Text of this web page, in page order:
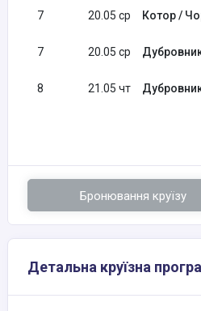
7 20.05 ср Котор /
7 20.05 ср
8 21.05 чт
Бронювання круїзу
Детальна круїзна